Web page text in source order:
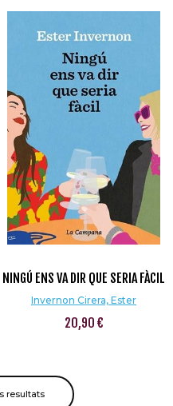
NINGÚ ENS VA DIR QUE SERIA FÀCIL
Invernon Cirera, Ester
20,90 €
resultats